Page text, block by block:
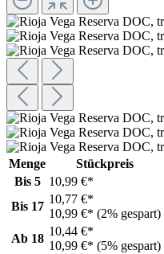
Menge Stückpreis
Bis 5 10,99 €*
Bis 17
10,77 €*
10,99 €* (2% gespart)
Ab 18
10,44 €*
10,99 €* (5% gespart)